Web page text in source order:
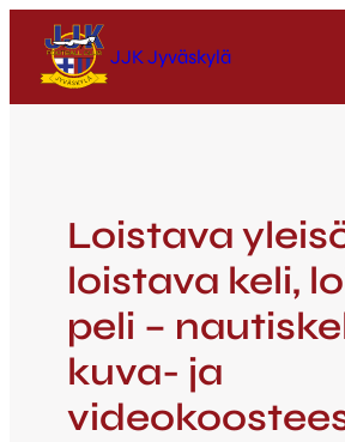
JJK Jyväskylä
Loistava
loistava keli,
peli –
kuva- ja